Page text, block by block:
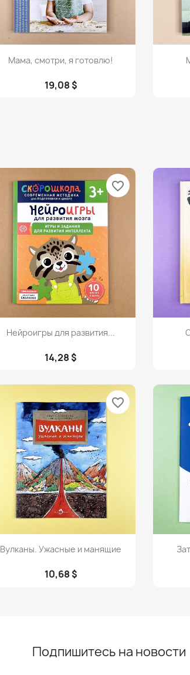
Просмотр
Мама, смотри, я готовлю!
19,08 $
Просмотр
Нейроигры для развития...
14,28 $
favorite_border
Просмотр
Вулканы. Ужасные и манящие
10,68 $
favorite_border
Подпишитесь на новости